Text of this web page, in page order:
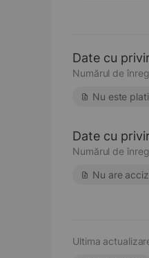
Date cu
Numărul de
Nu este
Date cu
Numărul de
Nu are
Ultima